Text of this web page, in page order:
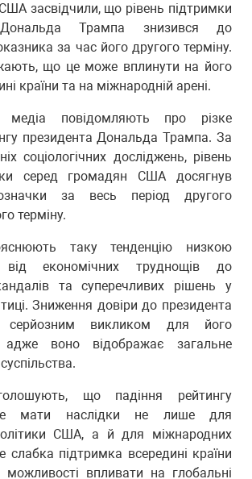
засвідчили, що рівень підтримки
Дональда Трампа знизився до
за час його другого терміну.
що це може вплинути на його
країни та на міжнародній арені.
медіа повідомляють про різке
президента Дональда Трампа. За
соціологічних досліджень, рівень
серед громадян США досягнув
за весь період другого
терміну.
таку тенденцію низкою
економічних труднощів до
та суперечливих рішень у
Зниження довіри до президента
викликом для його
адже воно відображає загальне
що падіння рейтингу
мати наслідки не лише для
США, а й для міжнародних
слабка підтримка всередині країни
впливати на глобальні